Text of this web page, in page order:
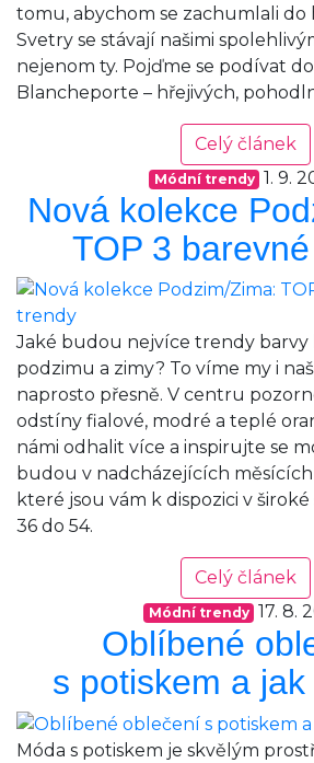
tomu, abychom se zachumlali
Svetry se stávají našimi
nejenom ty. Pojďme se podívat
Blancheporte – hřejivých,
Celý článek
Módní trendy 1. 9.
Nová kolekce
TOP 3
Jaké budou nejvíce trendy
podzimu a zimy? To víme my i
naprosto přesně. V centru
odstíny fialové, modré a teplé
námi odhalit více a inspirujte se
budou v nadcházejících
které jsou vám k dispozici v
36 do 54.
Celý článek
Módní trendy 17. 8.
Oblíbené
s potiskem a
Móda s potiskem je skvělým